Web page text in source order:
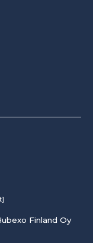
Finland Oy